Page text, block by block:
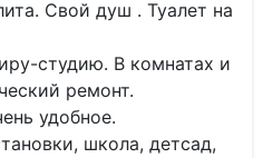
Cвoй душ . Туaлeт нa
cтудию. В комнатах и
ремонт.
удобное.
школа, детсад,